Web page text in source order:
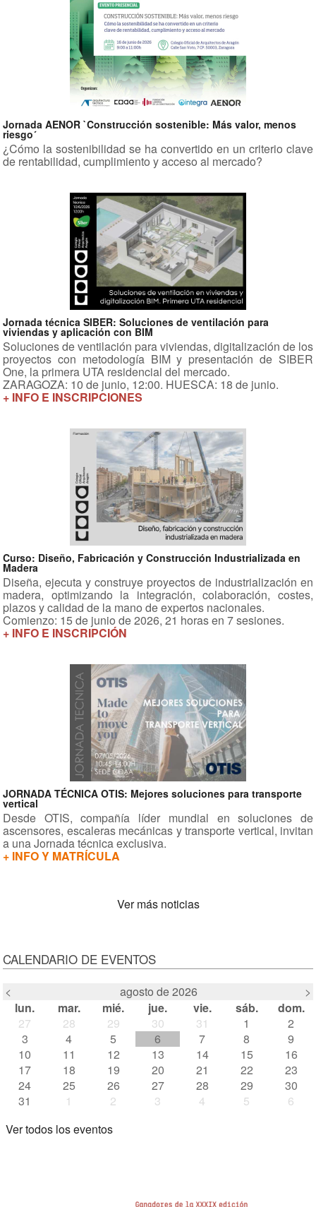
Jornada AENOR `Construcción sostenible: Más valor, menos
riesgo´
¿Cómo la sostenibilidad se ha convertido en un criterio clave
de rentabilidad, cumplimiento y acceso al mercado?
Jornada técnica SIBER: Soluciones de ventilación para
viviendas y aplicación con BIM
Soluciones de ventilación para viviendas, digitalización de los
proyectos con metodología BIM y presentación de SIBER
One, la primera UTA residencial del mercado.
ZARAGOZA: 10 de junio, 12:00. HUESCA: 18 de junio.
+ INFO E INSCRIPCIONES
Curso: Diseño, Fabricación y Construcción Industrializada en
Madera
Diseña, ejecuta y construye proyectos de industrialización en
madera, optimizando la integración, colaboración, costes,
plazos y calidad de la mano de expertos nacionales.
Comienzo: 15 de junio de 2026, 21 horas en 7 sesiones.
+ INFO E INSCRIPCIÓN
JORNADA TÉCNICA OTIS: Mejores soluciones para transporte
vertical
Desde OTIS, compañía líder mundial en soluciones de
ascensores, escaleras mecánicas y transporte vertical, invitan
a una Jornada técnica exclusiva.
+ INFO Y MATRÍCULA
Ver más noticias
CALENDARIO DE EVENTOS
< agosto de 2026
>
lun.
mar. mié. jue. vie. sáb.
dom.
27
28 29 30 31 1
2
3
4 5 6 7 8
9
10
11 12 13 14 15
16
17
18 19 20 21 22
23
24
25 26 27 28 29
30
31
1 2 3 4 5
6
Ver todos los eventos